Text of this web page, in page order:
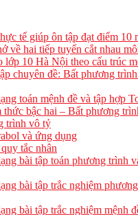
tế giúp ôn tập đạt điểm 10
về hai tiếp tuyến cắt nhau
lớp 10 Hà Nội theo cấu trúc
chuyên đề: Bất phương
toán mệnh đề và tập hợp
thức bậc hai – Bất phương
trình vô tỷ
và ứng dụng
tắc nhân
bài tập toán phương trình
bài tập trắc nghiệm
bài tập trắc nghiệm mệnh